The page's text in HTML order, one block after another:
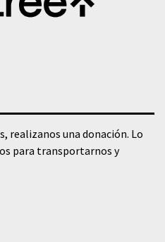
realizanos una donación. Lo
para transportarnos y